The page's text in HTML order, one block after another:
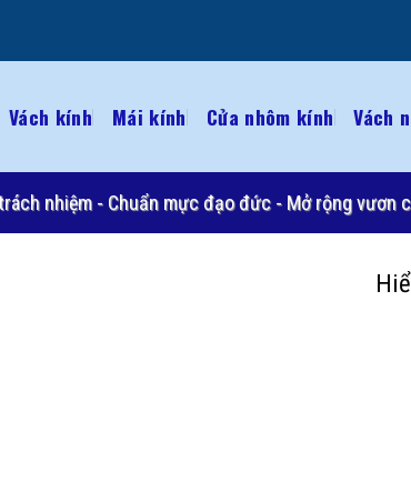
Vách kính Mái kính Cửa nhôm kính Vách
nhiệm - Chuẩn mực đạo đức - Mở rộng vươn